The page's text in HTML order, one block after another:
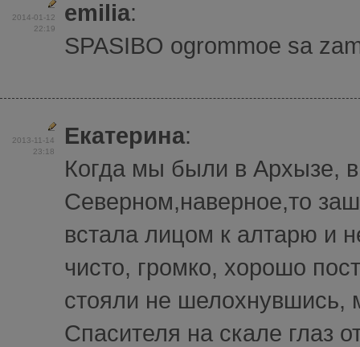
2014-01-12
22:19
emilia:
SPASIBO ogrommoe sa
2013-11-14
23:18
Екатерина:
Когда мы были в Архызе,
Северном,наверное,то
встала лицом к алтарю и
чисто, громко, хорошо
стояли не шелохнувшись,
Спасителя на скале глаз